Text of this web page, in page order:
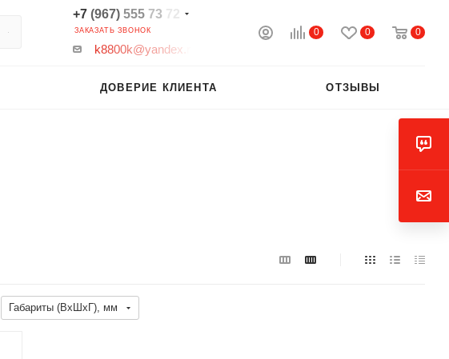
0 0 0
+7 (967) 555 73
ЗАКАЗАТЬ ЗВОНОК
k8800k@yandex
ДОВЕРИЕ КЛИЕНТА ОТЗЫВЫ
Габариты (ВхШхГ), мм